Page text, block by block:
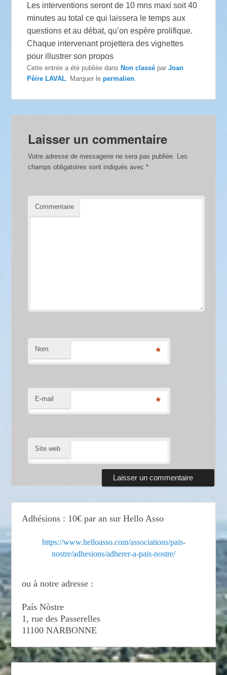
Les interventions seront de 10 mns maxi soit 40
minutes au total ce qui laissera le temps aux
questions et au débat, qu’on espère prolifique.
Chaque intervenant projettera des vignettes
pour illustrer son propos
Cette entrée a été publiée dansNon classé parJoan
Pèire LAVAL . Marquer lepermalien
Laisser un commentaire
Votre adresse de messagerie ne sera pas publiée. Les
champs obligatoires sont indiqués avec*
Commentaire
Nom *
E-mail *
Site web
Adhésions : 10€ par an sur Hello Asso
https://www.helloasso.com/associations/pais-
nostre/adhesions/adherer-a-pais-nostre/
ou à notre adresse :
País Nòstre
1, rue des Passerelles
11100 NARBONNE